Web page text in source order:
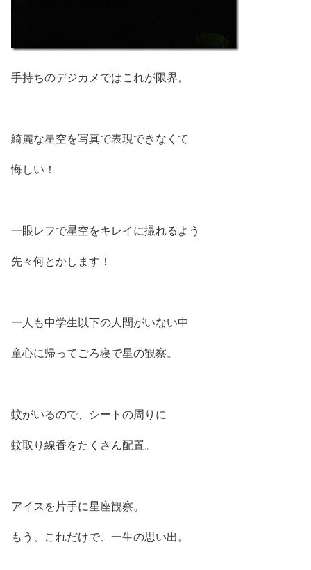
手持ちのデジカメではこれが限界。
綺麗な星空を写真で表現できなくて
悔しい！
一眼レフで星空をキレイに撮れるよう
先々何とかします！
一人も中学生以下の人間がいない中
童心に帰ってごろ寝で星の観察。
蚊がいるので、シートの周りに
蚊取り線香をたくさん配置。
アイスを片手に星座観察。
もう、これだけで、一生の思い出。